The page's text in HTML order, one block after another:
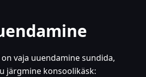
vaja uuendamine sundida,
järgmine konsoolikäsk: